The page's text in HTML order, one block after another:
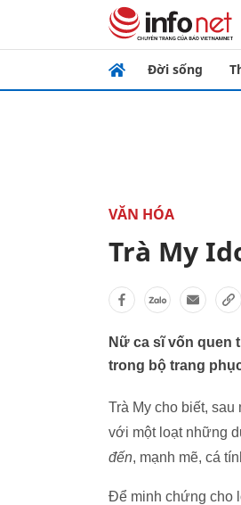
Đời sống
VĂN HÓA
Trà My
Nữ ca sĩ vốn quen
trong bộ trang
Trà My cho biết,
với một loạt những
đến, mạnh mẽ, cá
Để minh chứng cho